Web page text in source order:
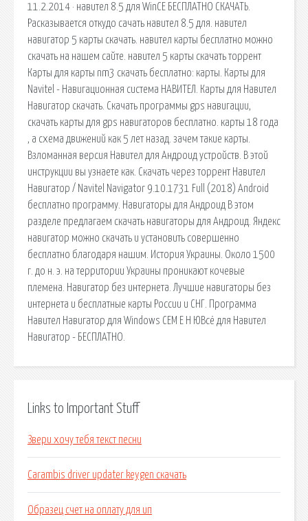
11.2.2014 · навител 8.5 для WinCE БЕСПЛАТНО СКАЧАТЬ.
Расказывается откудо сачать навител 8.5 для. навител
навигатор 5 карты скачать. навител карты бесплатно можно
скачать на нашем сайте. навител 5 карты скачать торрент
Карты для карты nm3 скачать бесплатно: карты. Карты для
Navitel - Навигационная система НАВИТЕЛ. Карты для Навител
Навигатор скачать. Скачать программы gps навигации,
скачать карты для gps навигаторов бесплатно. карты 18 года
, а схема движений как 5 лет назад. зачем такие карты.
Взломанная версия Навител для Андроид устройств. В этой
инструкции вы узнаете как. Скачать через торрент Навител
Навигатор / Navitel Navigator 9.10.1731 Full (2018) Android
бесплатно программу. Навигаторы для Андроид В этом
разделе предлагаем скачать навигаторы для Андроид. Яндекс
навигатор можно скачать и установить совершенно
бесплатно благодаря нашим. История Украины. Около 1500
г. до н. э. на территории Украины проникают кочевые
племена. Навигатор без интернета. Лучшие навигаторы без
интернета и бесплатные карты России и СНГ. Программа
Навител Навигатор для Windows CEМ Е Н ЮВсё для Навител
Навигатор - БЕСПЛАТНО.
Links to Important Stuff
Звери хочу тебя текст песни
Carambis driver updater keygen скачать
Образец счет на оплату для ип